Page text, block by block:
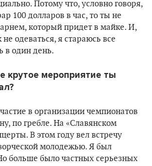
Потому что, условно говоря,
100 долларов в час, то ты не
который придет в майке. И,
не одеваться, я стараюсь все
в один день.
крутое мероприятие ты
в организации чемпионатов
по гребле. На «Славянском
В этом году вел встречу
молодежью. Я был
больше было частных серьезных